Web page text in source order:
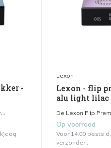
-
Lexon
Lexon - flip
alu light lilac
De Lexon Flip
Op voorraad
Voor 14.00
verzonden.